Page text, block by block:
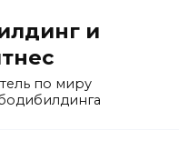
и
по миру